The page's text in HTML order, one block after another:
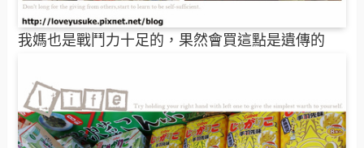
我媽也是戰鬥力十足的，果然會買這點是遺傳的